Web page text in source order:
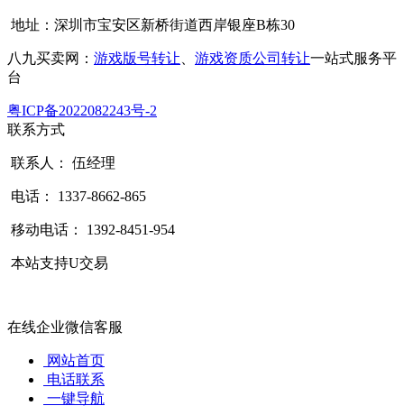
地址：深圳市宝安区新桥街道西岸银座B栋30
八九买卖网： 游戏版号转让 游戏资质公司转让一站式服务平
台
粤ICP备2022082243号-2
联系方式
联系人： 伍经理
电话： 1337-8662-865
移动电话： 1392-8451-954
本站支持U交易
在线企业微信客服
网站首页
电话联系
一键导航